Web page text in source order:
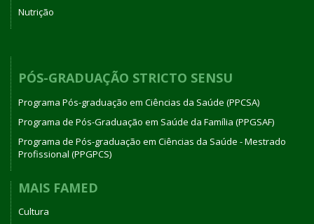
Nutrição
PÓS-GRADUAÇÃO STRICTO SENSU
Programa Pós-graduação em Ciências da Saúde (PPCSA)
Programa de Pós-Graduação em Saúde da Família (PPGSAF)
Programa de Pós-graduação em Ciências da Saúde - Mestrado
Profissional (PPGPCS)
MAIS FAMED
Cultura